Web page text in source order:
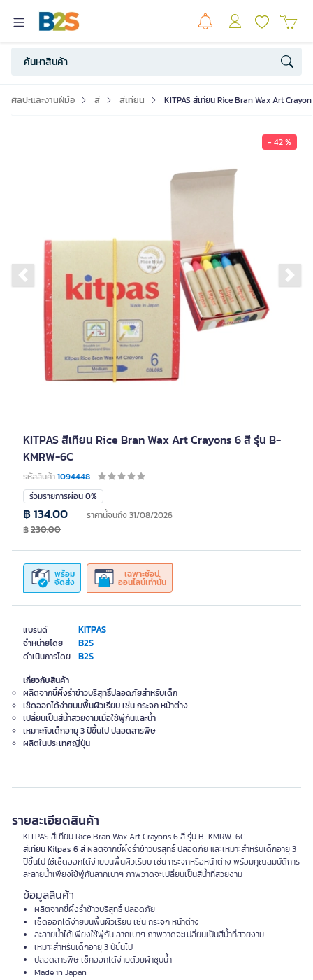
ศิลปะและงานฝีมือ สี สีเทียน KITPAS สีเทียน Rice Bran Wax Art
- 42 %
Previous slide
KITPAS สีเทียน Rice Bran Wax Art Crayons 6 สี รุ่น B-
KMRW-6C
รหัสสินค้า1094448
แบรนด์ KITPAS
จำหน่ายโดย B2S
ดำเนินการโดย B2S
ร่วมรายการผ่อน 0%
พร้อม
จัดส่ง
เฉพาะช้อป
ออนไลน์เท่านั้น
฿ 134.00 ราคานี้จนถึง 31/08/2026
฿230.00
เกี่ยวกับสินค้า
ผลิตจากขี้ผึ้งรำข้าวบริสุทธิ์ปลอดภัยสำหรับเด็ก
เช็ดออกได้ง่ายบนพื้นผิวเรียบ เช่น กระจก หน้าต่าง
เปลี่ยนเป็นสีน้ำสวยงามเมื่อใช้พู่กันและน้ำ
เหมาะกับเด็กอายุ 3 ปีขึ้นไป ปลอดสารพิษ
ผลิตในประเทศญี่ปุ่น
รายละเอียดสินค้า
KITPAS สีเทียน Rice Bran Wax Art Crayons 6 สี รุ่น B-KMRW-6C
สีเทียน Kitpas 6 สีผลิตจากขี้ผึ้งรำข้าวบริสุทธิ์ ปลอดภัย และเหมาะสำหรับเด็กอายุ 3
ปีขึ้นไป ใช้เช็ดออกได้ง่ายบนพื้นผิวเรียบ เช่น กระจกหรือหน้าต่าง พร้อมคุณสมบัติการ
ละลายน้ำเพียงใช้พู่กันลากเบาๆ ภาพวาดจะเปลี่ยนเป็นสีน้ำที่สวยงาม
ข้อมูลสินค้า
ผลิตจากขี้ผึ้งรำข้าวบริสุทธิ์ ปลอดภัย
เช็ดออกได้ง่ายบนพื้นผิวเรียบ เช่น กระจก หน้าต่าง
ละลายน้ำได้เพียงใช้พู่กัน ลากเบาๆ ภาพวาดจะเปลี่ยนเป็นสีน้ำที่สวยงาม
เหมาะสำหรับเด็กอายุ 3 ปีขึ้นไป
ปลอดสารพิษ เช็คออกได้ง่ายด้วยผ้าชุบน้ำ
Made in Japan